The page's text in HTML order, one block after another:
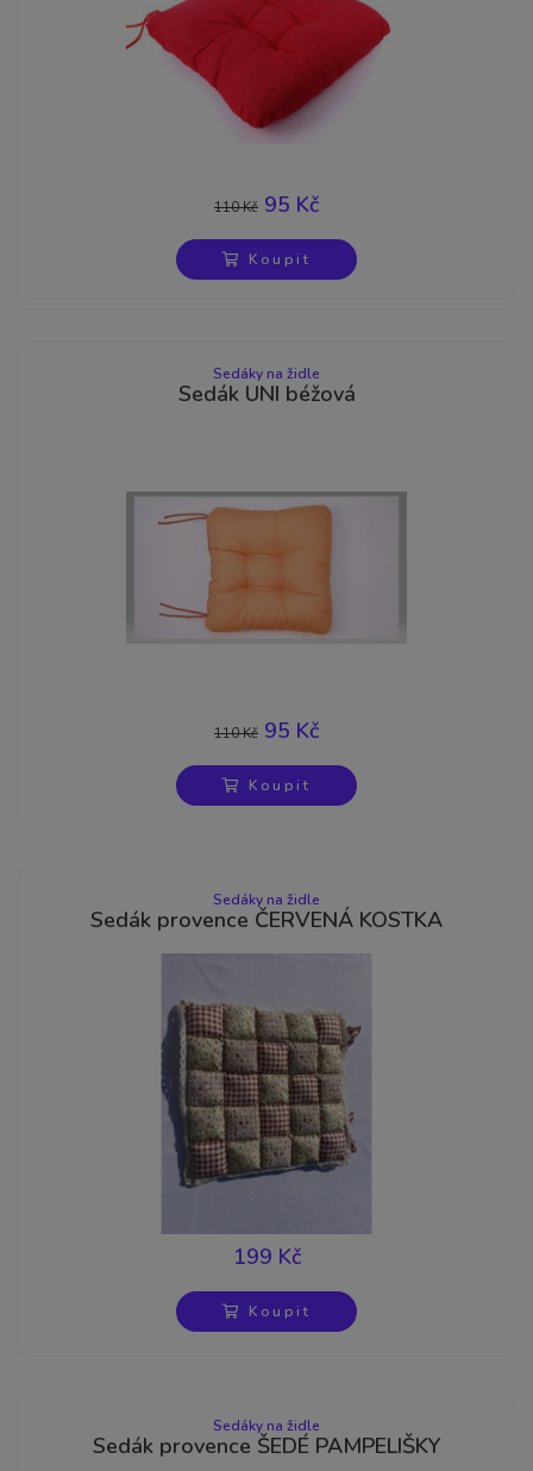
110 Kč 95 Kč
Koupit
Sedáky na židle
Sedák UNI béžová
110 Kč 95 Kč
Koupit
Sedáky na židle
Sedák provence ČERVENÁ KOSTKA
199 Kč
Koupit
Sedáky na židle
Sedák provence ŠEDÉ PAMPELIŠKY